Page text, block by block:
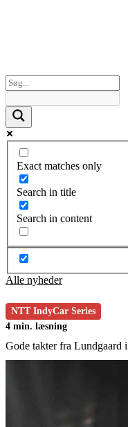
Exact matches only
Search in title
Search in content
Alle nyheder
NTT IndyCar Series
4 min. læsning
Gode takter fra